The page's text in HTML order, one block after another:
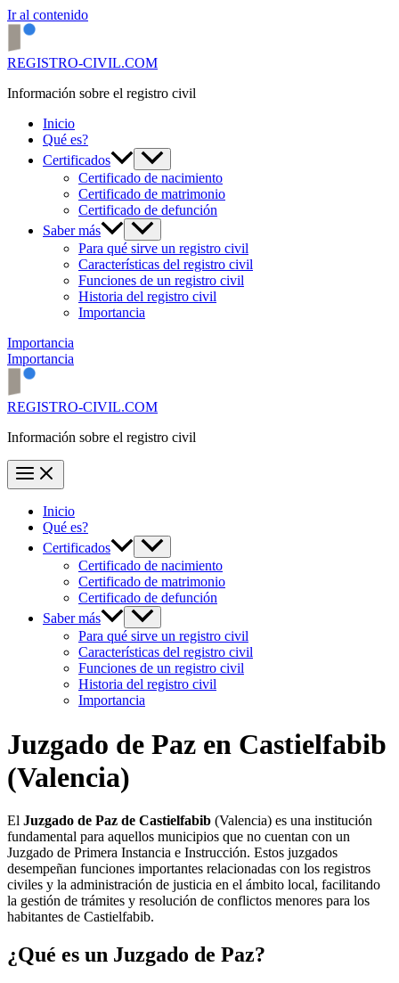
Ir al contenido
REGISTRO-CIVIL.COM
Información sobre el registro civil
Inicio
Qué es?
Certificados
Certificado de nacimiento
Certificado de matrimonio
Certificado de defunción
Saber más
Para qué sirve un registro civil
Características del registro civil
Funciones de un registro civil
Historia del registro civil
Importancia
Importancia
Importancia
REGISTRO-CIVIL.COM
Información sobre el registro civil
Inicio
Qué es?
Certificados
Certificado de nacimiento
Certificado de matrimonio
Certificado de defunción
Saber más
Para qué sirve un registro civil
Características del registro civil
Funciones de un registro civil
Historia del registro civil
Importancia
Juzgado de Paz en Castielfabib
(Valencia)
El Juzgado de Paz de Castielfabib (Valencia) es una institución
fundamental para aquellos municipios que no cuentan con un
Juzgado de Primera Instancia e Instrucción. Estos juzgados
desempeñan funciones importantes relacionadas con los registros
civiles y la administración de justicia en el ámbito local, facilitando
la gestión de trámites y resolución de conflictos menores para los
habitantes de Castielfabib.
¿Qué es un Juzgado de Paz?